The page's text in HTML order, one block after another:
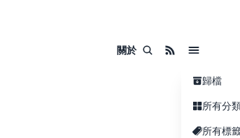
關於
歸檔
所有分
所有標